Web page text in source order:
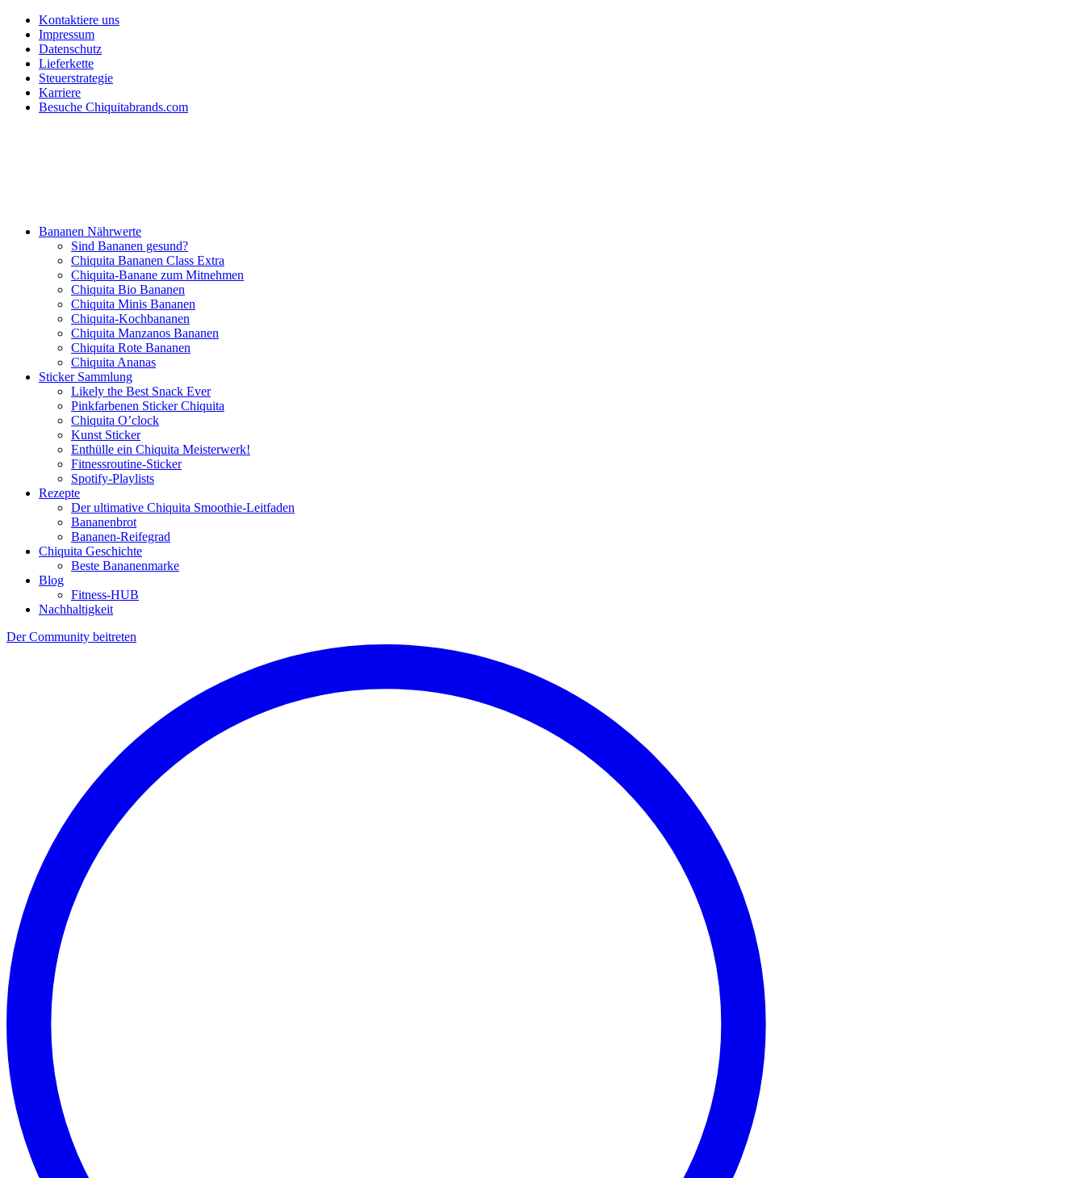
Kontaktiere uns
Impressum
Datenschutz
Lieferkette
Steuerstrategie
Karriere
Besuche Chiquitabrands.com
Bananen Nährwerte
Sind Bananen gesund?
Chiquita Bananen Class Extra
Chiquita-Banane zum Mitnehmen
Chiquita Bio Bananen
Chiquita Minis Bananen
Chiquita-Kochbananen
Chiquita Manzanos Bananen
Chiquita Rote Bananen
Chiquita Ananas
Sticker Sammlung
Likely the Best Snack Ever
Pinkfarbenen Sticker Chiquita
Chiquita O’clock
Kunst Sticker
Enthülle ein Chiquita Meisterwerk!
Fitnessroutine-Sticker
Spotify-Playlists
Rezepte
Der ultimative Chiquita Smoothie-Leitfaden
Bananenbrot
Bananen-Reifegrad
Chiquita Geschichte
Beste Bananenmarke
Blog
Fitness-HUB
Nachhaltigkeit
Der Community beitreten